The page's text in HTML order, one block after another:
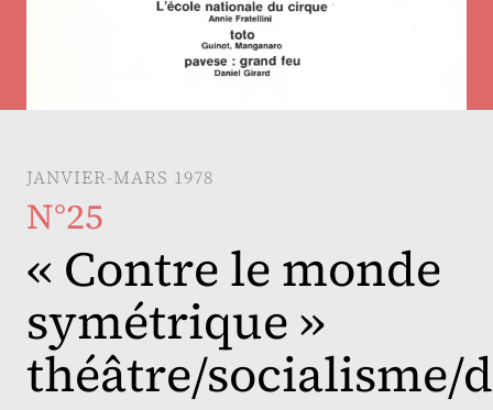
JANVIER-MARS 1978
N°25
« Contre le monde
symétrique »
théâtre/socialisme/